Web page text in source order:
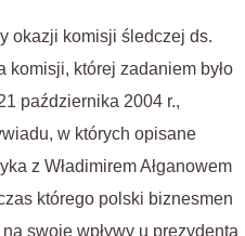
okazji komisji śledczej ds.
komisji, której zadaniem było
października 2004 r.,
w których opisane
z Władimirem Ałganowem
którego polski biznesmen
swoje wpływy u prezydenta